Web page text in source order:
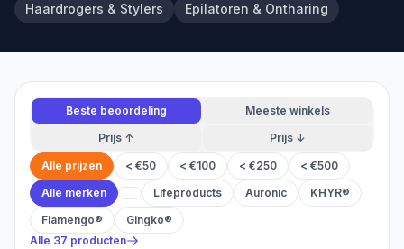
Haardrogers & Stylers
Epilatoren & Ontharing
Beste beoordeling
Meeste winkels
Prijs ↑
Prijs ↓
Alle prijzen < €50 < €100 < €250
< €500
Alle merken
Lifeproducts Auronic
KHYR®
Flamengo®
Gingko®
Alle 37 producten